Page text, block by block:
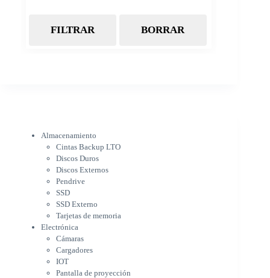
Almacenamiento
Cámaras
Cargadores
IOT
Pantalla de proyección
Pantallas
Parlantes
Proyectores
Relojes Inteligentes
Televisores
Gaming
Escritorios & Sillas
Hogar
FILTRAR BORRAR
Almacenamiento
Cintas Backup LTO
Discos Duros
Discos Externos
Pendrive
SSD
SSD Externo
Tarjetas de memoria
Electrónica
Cámaras
Cargadores
IOT
Pantalla de proyección